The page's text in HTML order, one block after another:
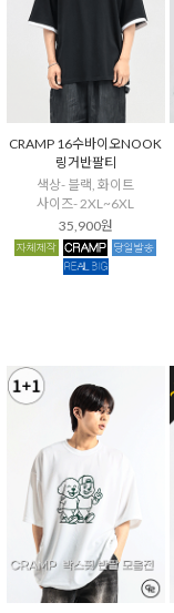
CRAMP 16수바이오NOOK
링거반팔티
색상- 블랙, 화이트
사이즈- 2XL~6XL
35,900원